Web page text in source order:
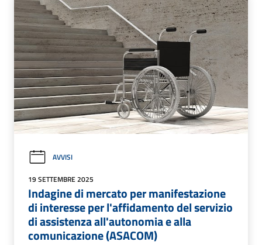
AVVISI
19 SETTEMBRE 2025
Indagine di mercato per manifestazione
di interesse per l'affidamento del servizio
di assistenza all'autonomia e alla
comunicazione (ASACOM)